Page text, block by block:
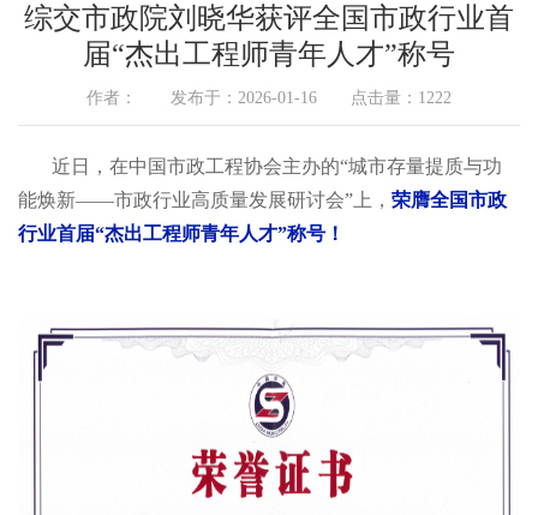
综交市政院刘晓华获评全国市政行业首
届“杰出工程师青年人才”称号
作者： 发布于：2026-01-16 点击量：1222
近日，在中国市政工程协会主办的“城市存量提质与功
能焕新——市政行业高质量发展研讨会”上， 荣膺全国市政
行业首届“杰出工程师青年人才”称号！